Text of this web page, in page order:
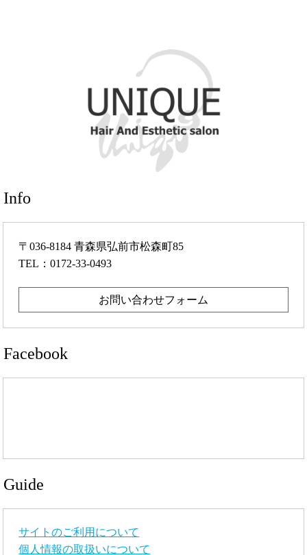
Info
〒036-8184 青森県弘前市松森町85
TEL：0172-33-0493
お問い合わせフォーム
Facebook
Guide
サイトのご利用について
個人情報の取扱いについて